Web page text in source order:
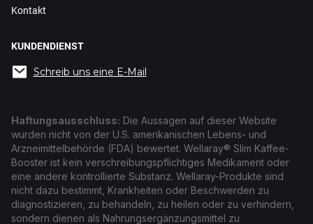
Kontakt
KUNDENDIENST
Schreib uns eine E-Mail
Haftungsausschluss: Die Aussagen auf dieser Website
wurden nicht von der U.S. amerikanischen Lebens- und
Arzneimittelbehörde (FDA) bewertet. Wellaray® Slim Kaffee-
Booster ist kein verschreibungspflichtiges Medikament oder
eine andere kontrollierte Substanz. Wellaray-Produkte sind
nicht dazu bestimmt, Krankheiten oder Beschwerden zu
diagnostizieren, zu behandeln, zu heilen oder zu verhindern,
sondern dienen als Nahrungsergänzungsmittel zu